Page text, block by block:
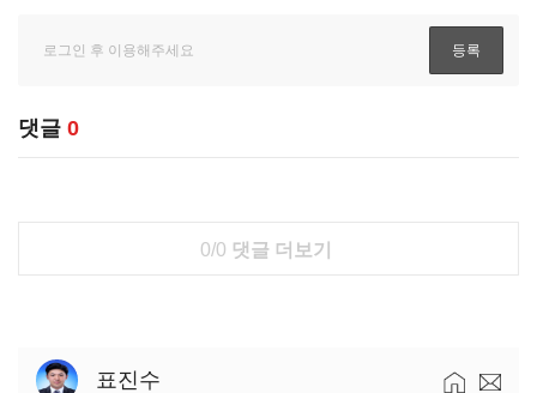
댓글 0
0/0 댓글 더보기
표진수